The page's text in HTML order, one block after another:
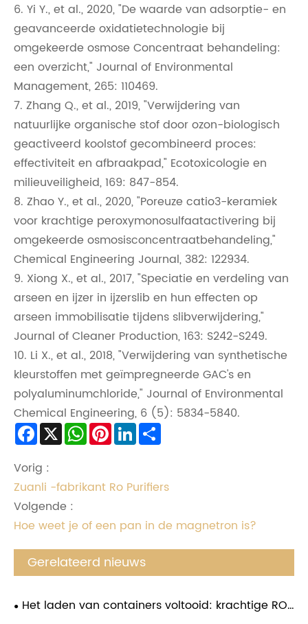
6. Yi Y., et al., 2020, "De waarde van adsorptie- en
geavanceerde oxidatietechnologie bij
omgekeerde osmose Concentraat behandeling:
een overzicht," Journal of Environmental
Management, 265: 110469.
7. Zhang Q., et al., 2019, "Verwijdering van
natuurlijke organische stof door ozon-biologisch
geactiveerd koolstof gecombineerd proces:
effectiviteit en afbraakpad," Ecotoxicologie en
milieuveiligheid, 169: 847-854.
8. Zhao Y., et al., 2020, "Poreuze catio3-keramiek
voor krachtige peroxymonosulfaatactivering bij
omgekeerde osmosisconcentraatbehandeling,"
Chemical Engineering Journal, 382: 122934.
9. Xiong X., et al., 2017, "Speciatie en verdeling van
arseen en ijzer in ijzerslib en hun effecten op
arseen immobilisatie tijdens slibverwijdering,"
Journal of Cleaner Production, 163: S242-S249.
10. Li X., et al., 2018, "Verwijdering van synthetische
kleurstoffen met geïmpregneerde GAC's en
polyaluminumchloride," Journal of Environmental
Chemical Engineering, 6 (5): 5834-5840.
Facebook
X WhatsApp
PinterestLinkedIn
Vorig :
Zuanli -fabrikant Ro Purifiers
Volgende :
Hoe weet je of een pan in de magnetron is?
Gerelateerd nieuws
Het laden van containers voltooid: krachtige RO-